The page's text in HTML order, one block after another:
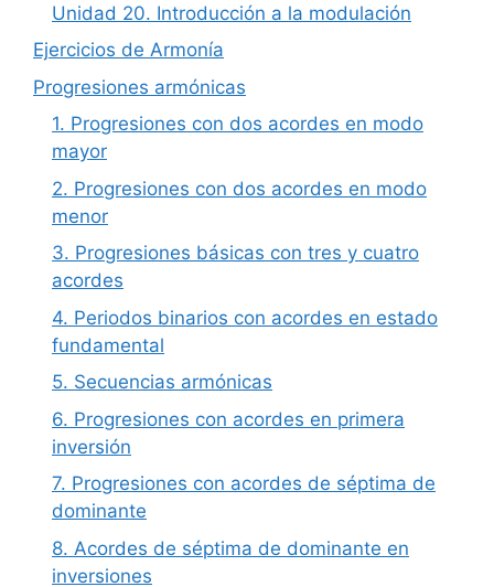
Unidad 20. Introducción a la modulación
Ejercicios de Armonía
Progresiones armónicas
1. Progresiones con dos acordes en modo
mayor
2. Progresiones con dos acordes en modo
menor
3. Progresiones básicas con tres y cuatro
acordes
4. Periodos binarios con acordes en estado
fundamental
5. Secuencias armónicas
6. Progresiones con acordes en primera
inversión
7. Progresiones con acordes de séptima de
dominante
8. Acordes de séptima de dominante en
inversiones